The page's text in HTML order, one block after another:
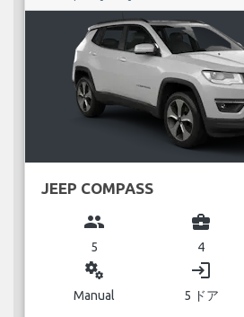
JEEP COMPASS
group
5
business_center
4
miscellaneous_services
Manual
login
5 ドア